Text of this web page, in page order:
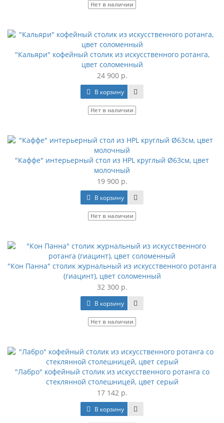
Нет в наличии
"Кальяри" кофейный столик из искусственного ротанга,
цвет соломенный
24 900 р.
В корзину
Нет в наличии
"Каффе" интерьерный стол из HPL круглый Ø63см, цвет
молочный
19 900 р.
В корзину
Нет в наличии
"Кон Панна" столик журнальный из искусственного ротанга
(гиацинт), цвет соломенный
32 300 р.
В корзину
Нет в наличии
"Лабро" кофейный столик из искусственного ротанга со
стеклянной столешницей, цвет серый
17 142 р.
В корзину